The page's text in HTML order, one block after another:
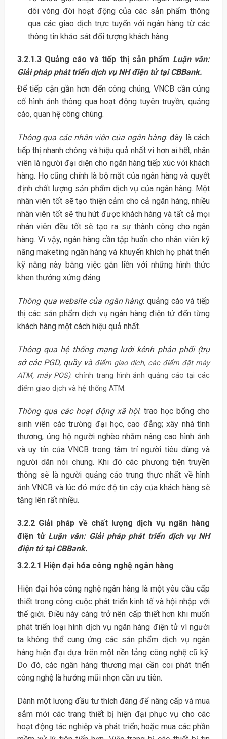
dõi vòng đời hoạt động của các sản phẩm thông
qua các giao dịch trực tuyến với ngân hàng từ các
thông tin khảo sát đối tượng khách hàng.
3.2.1.3 Quảng cáo và tiếp thị sản phẩm Luận văn:
Giải pháp phát triển dịch vụ NH điện tử tại CBBank.
Để tiếp cận gần hơn đến công chúng, VNCB cần củng
cố hình ảnh thông qua hoạt động tuyên truyền, quảng
cáo, quan hệ công chúng.
Thông qua các nhân viên của ngân hàng: đây là cách
tiếp thị nhanh chóng và hiệu quả nhất vì hơn ai hết, nhân
viên là người đại diện cho ngân hàng tiếp xúc với khách
hàng. Họ cũng chính là bộ mặt của ngân hàng và quyết
định chất lượng sản phẩm dịch vụ của ngân hàng. Một
nhân viên tốt sẽ tạo thiện cảm cho cả ngân hàng, nhiều
nhân viên tốt sẽ thu hút được khách hàng và tất cả mọi
nhân viên đều tốt sẽ tạo ra sự thành công cho ngân
hàng. Vì vậy, ngân hàng cần tập huấn cho nhân viên kỹ
năng maketing ngân hàng và khuyến khích họ phát triển
kỹ năng này bằng việc gắn liền với những hình thức
khen thưởng xứng đáng.
Thông qua website của ngân hàng: quảng cáo và tiếp
thị các sản phẩm dịch vụ ngân hàng điện tử đến từng
khách hàng một cách hiệu quả nhất.
Thông qua hệ thống mạng lưới kênh phân phối (trụ
sở các PGD, quầy và điểm giao dịch, các điểm đặt máy
ATM, máy POS): chỉnh trang hình ảnh quảng cáo tại các
điểm giao dịch và hệ thống ATM.
Thông qua các hoạt động xã hội: trao học bổng cho
sinh viên các trường đại học, cao đẳng; xây nhà tình
thương, ủng hộ người nghèo nhằm nâng cao hình ảnh
và uy tín của VNCB trong tâm trí người tiêu dùng và
người dân nói chung. Khi đó các phương tiện truyền
thông sẽ là người quảng cáo trung thực nhất về hình
ảnh VNCB và lúc đó mức độ tin cậy của khách hàng sẽ
tăng lên rất nhiều.
3.2.2 Giải pháp về chất lượng dịch vụ ngân hàng
điện tử Luận văn: Giải pháp phát triển dịch vụ NH
điện tử tại CBBank.
3.2.2.1 Hiện đại hóa công nghệ ngân hàng
Hiện đại hóa công nghệ ngân hàng là một yêu cầu cấp
thiết trong công cuộc phát triển kinh tế và hội nhập với
thế giới. Điều này càng trở nên cấp thiết hơn khi muốn
phát triển loại hình dịch vụ ngân hàng điện tử vì người
ta không thể cung ứng các sản phẩm dịch vụ ngân
hàng hiện đại dựa trên một nền tảng công nghệ cũ kỹ.
Do đó, các ngân hàng thương mại cần coi phát triển
công nghệ là hướng mũi nhọn cần ưu tiên.
Dành một lượng đầu tư thích đáng để nâng cấp và mua
sắm mới các trang thiết bị hiện đại phục vụ cho các
hoạt động tác nghiệp và phát triển; hoặc mua các phần